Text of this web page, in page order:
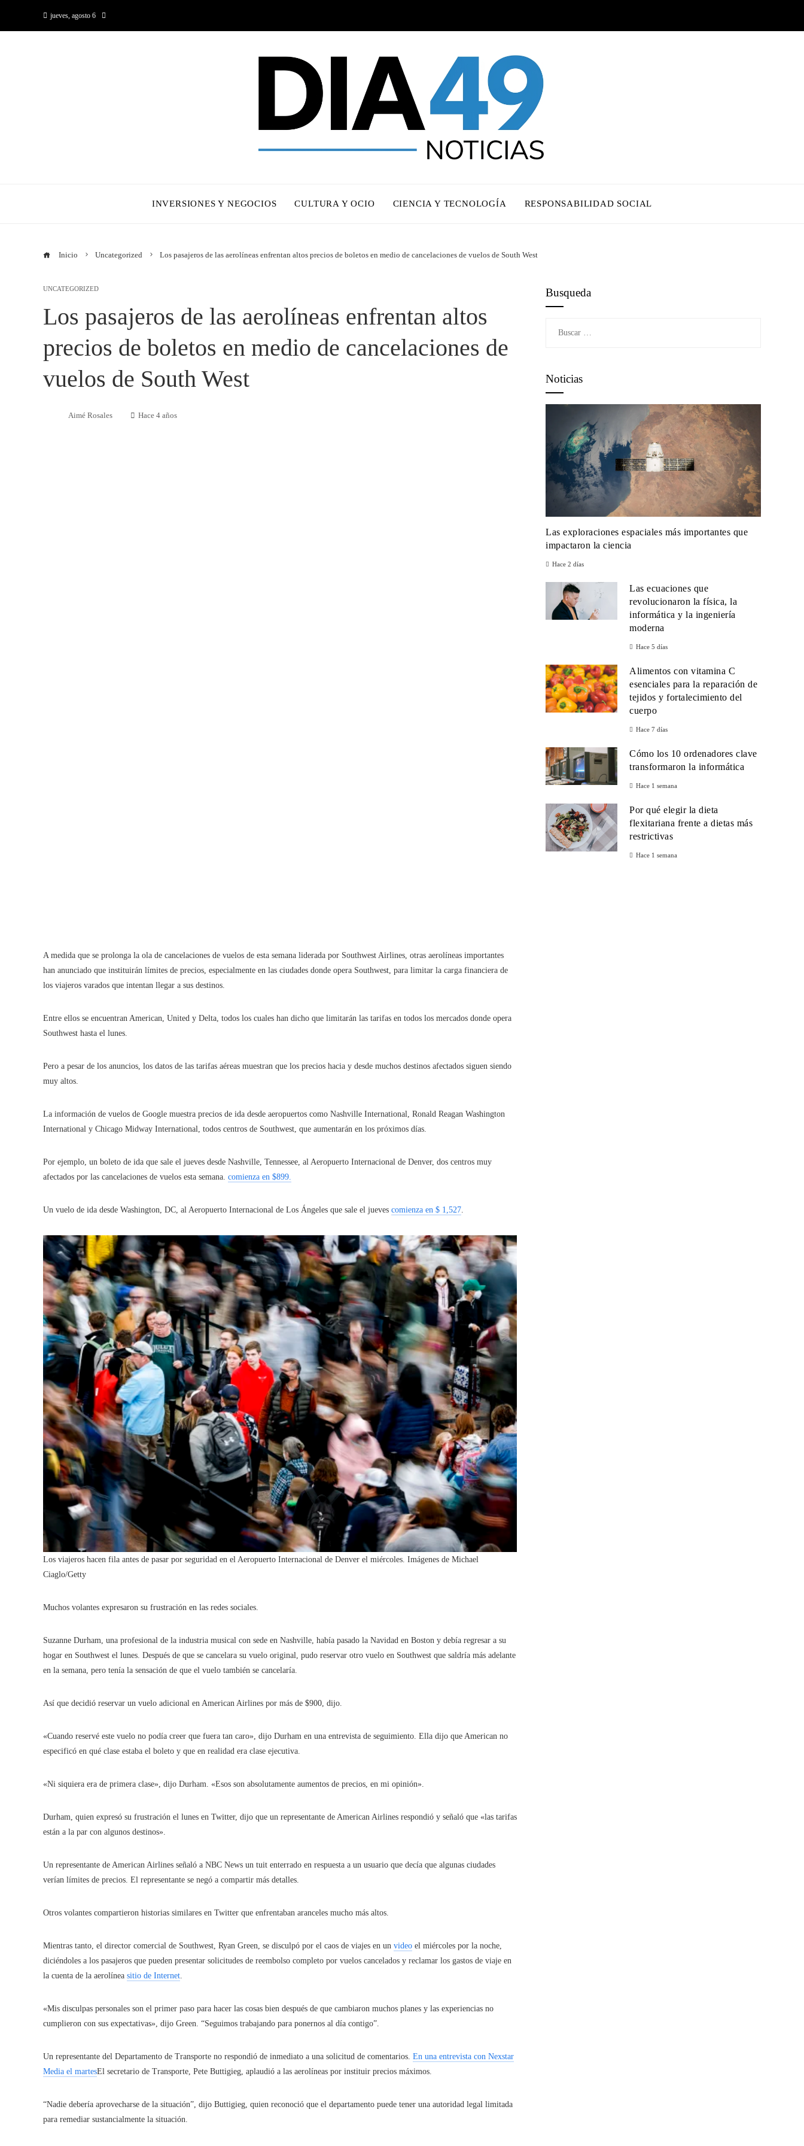
jueves, agosto 6
INVERSIONES Y NEGOCIOS CULTURA Y OCIO CIENCIA Y TECNOLOGÍA RESPONSABILIDAD SOCIAL
Inicio Uncategorized Los pasajeros de las aerolíneas enfrentan altos precios de boletos en medio de cancelaciones de vuelos de South West
UNCATEGORIZED
Los pasajeros de las aerolíneas enfrentan altos
precios de boletos en medio de cancelaciones de
vuelos de South West
Aimé Rosales Hace 4 años
A medida que se prolonga la ola de cancelaciones de vuelos de esta semana liderada por Southwest Airlines, otras aerolíneas importantes
han anunciado que instituirán límites de precios, especialmente en las ciudades donde opera Southwest, para limitar la carga financiera de
los viajeros varados que intentan llegar a sus destinos.
Entre ellos se encuentran American, United y Delta, todos los cuales han dicho que limitarán las tarifas en todos los mercados donde opera
Southwest hasta el lunes.
Pero a pesar de los anuncios, los datos de las tarifas aéreas muestran que los precios hacia y desde muchos destinos afectados siguen siendo
muy altos.
La información de vuelos de Google muestra precios de ida desde aeropuertos como Nashville International, Ronald Reagan Washington
International y Chicago Midway International, todos centros de Southwest, que aumentarán en los próximos días.
Por ejemplo, un boleto de ida que sale el jueves desde Nashville, Tennessee, al Aeropuerto Internacional de Denver, dos centros muy
afectados por las cancelaciones de vuelos esta semana. comienza en $899.
Un vuelo de ida desde Washington, DC, al Aeropuerto Internacional de Los Ángeles que sale el jueves comienza en $ 1,527.
Los viajeros hacen fila antes de pasar por seguridad en el Aeropuerto Internacional de Denver el miércoles. Imágenes de Michael
Ciaglo/Getty
Muchos volantes expresaron su frustración en las redes sociales.
Suzanne Durham, una profesional de la industria musical con sede en Nashville, había pasado la Navidad en Boston y debía regresar a su
hogar en Southwest el lunes. Después de que se cancelara su vuelo original, pudo reservar otro vuelo en Southwest que saldría más adelante
en la semana, pero tenía la sensación de que el vuelo también se cancelaría.
Así que decidió reservar un vuelo adicional en American Airlines por más de $900, dijo.
«Cuando reservé este vuelo no podía creer que fuera tan caro», dijo Durham en una entrevista de seguimiento. Ella dijo que American no
especificó en qué clase estaba el boleto y que en realidad era clase ejecutiva.
«Ni siquiera era de primera clase», dijo Durham. «Esos son absolutamente aumentos de precios, en mi opinión».
Durham, quien expresó su frustración el lunes en Twitter, dijo que un representante de American Airlines respondió y señaló que «las tarifas
están a la par con algunos destinos».
Un representante de American Airlines señaló a NBC News un tuit enterrado en respuesta a un usuario que decía que algunas ciudades
verían límites de precios. El representante se negó a compartir más detalles.
Otros volantes compartieron historias similares en Twitter que enfrentaban aranceles mucho más altos.
Mientras tanto, el director comercial de Southwest, Ryan Green, se disculpó por el caos de viajes en un video el miércoles por la noche,
diciéndoles a los pasajeros que pueden presentar solicitudes de reembolso completo por vuelos cancelados y reclamar los gastos de viaje en
la cuenta de la aerolínea sitio de Internet.
«Mis disculpas personales son el primer paso para hacer las cosas bien después de que cambiaron muchos planes y las experiencias no
cumplieron con sus expectativas», dijo Green. “Seguimos trabajando para ponernos al día contigo”.
Un representante del Departamento de Transporte no respondió de inmediato a una solicitud de comentarios. En una entrevista con Nexstar
Media el martesEl secretario de Transporte, Pete Buttigieg, aplaudió a las aerolíneas por instituir precios máximos.
“Nadie debería aprovecharse de la situación”, dijo Buttigieg, quien reconoció que el departamento puede tener una autoridad legal limitada
para remediar sustancialmente la situación.
Busqueda
Noticias
Las exploraciones espaciales más importantes que
impactaron la ciencia
Hace 2 días
Las ecuaciones que
revolucionaron la física, la
informática y la ingeniería
moderna
Hace 5 días
Alimentos con vitamina C
esenciales para la reparación de
tejidos y fortalecimiento del
cuerpo
Hace 7 días
Cómo los 10 ordenadores clave
transformaron la informática
Hace 1 semana
Por qué elegir la dieta
flexitariana frente a dietas más
restrictivas
Hace 1 semana